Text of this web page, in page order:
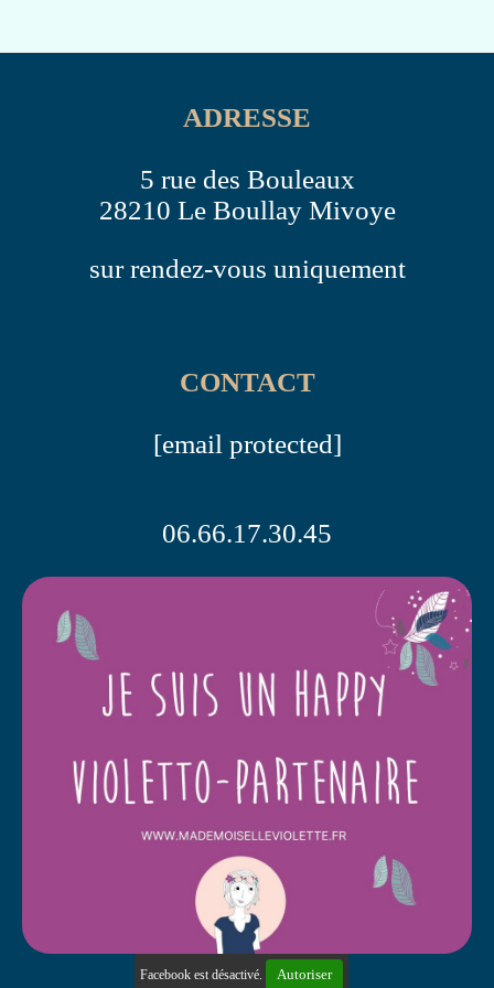
ADRESSE
5 rue des Bouleaux
28210 Le Boullay Mivoye
sur rendez-vous uniquement
CONTACT
[email protected]
06.66.17.30.45
Facebook est désactivé. Autoriser